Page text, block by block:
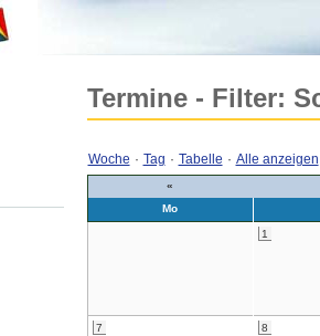
Termine - Filter:
Woche · Tag · Tabelle · Alle anzeigen
«
Mo
1
7 8